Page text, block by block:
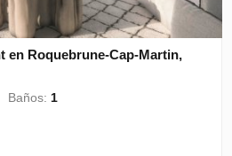
en Roquebrune-Cap-Martin,
Baños:1